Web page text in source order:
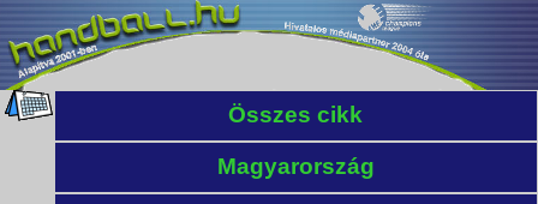
Összes cikk
Magyarország